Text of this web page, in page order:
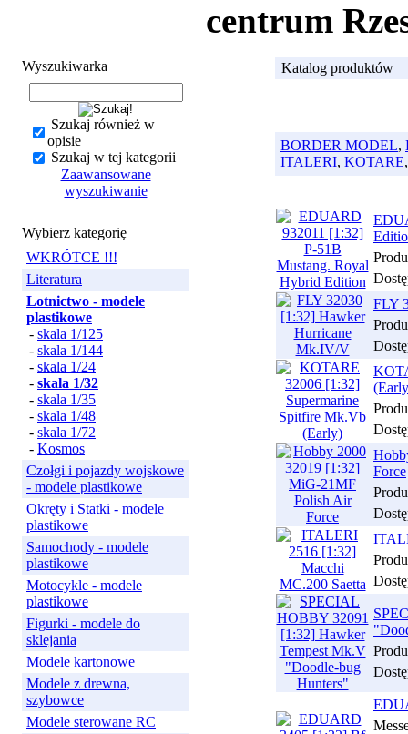
centrum
Wyszukiwarka
Szukaj również w
opisie
Szukaj w tej kategorii
Zaawansowane
wyszukiwanie
Wybierz kategorię
WKRÓTCE !!!
Literatura
Lotnictwo - modele
plastikowe
- skala 1/125
- skala 1/144
- skala 1/24
- skala 1/32
- skala 1/35
- skala 1/48
- skala 1/72
- Kosmos
Czołgi i pojazdy wojskowe
- modele plastikowe
Okręty i Statki - modele
plastikowe
Samochody - modele
plastikowe
Motocykle - modele
plastikowe
Figurki - modele do
sklejania
Modele kartonowe
Modele z drewna,
szybowce
Modele sterowane RC
Katalog produktów
BORDER MODEL,
ITALERI, KOTARE
FLY
Force